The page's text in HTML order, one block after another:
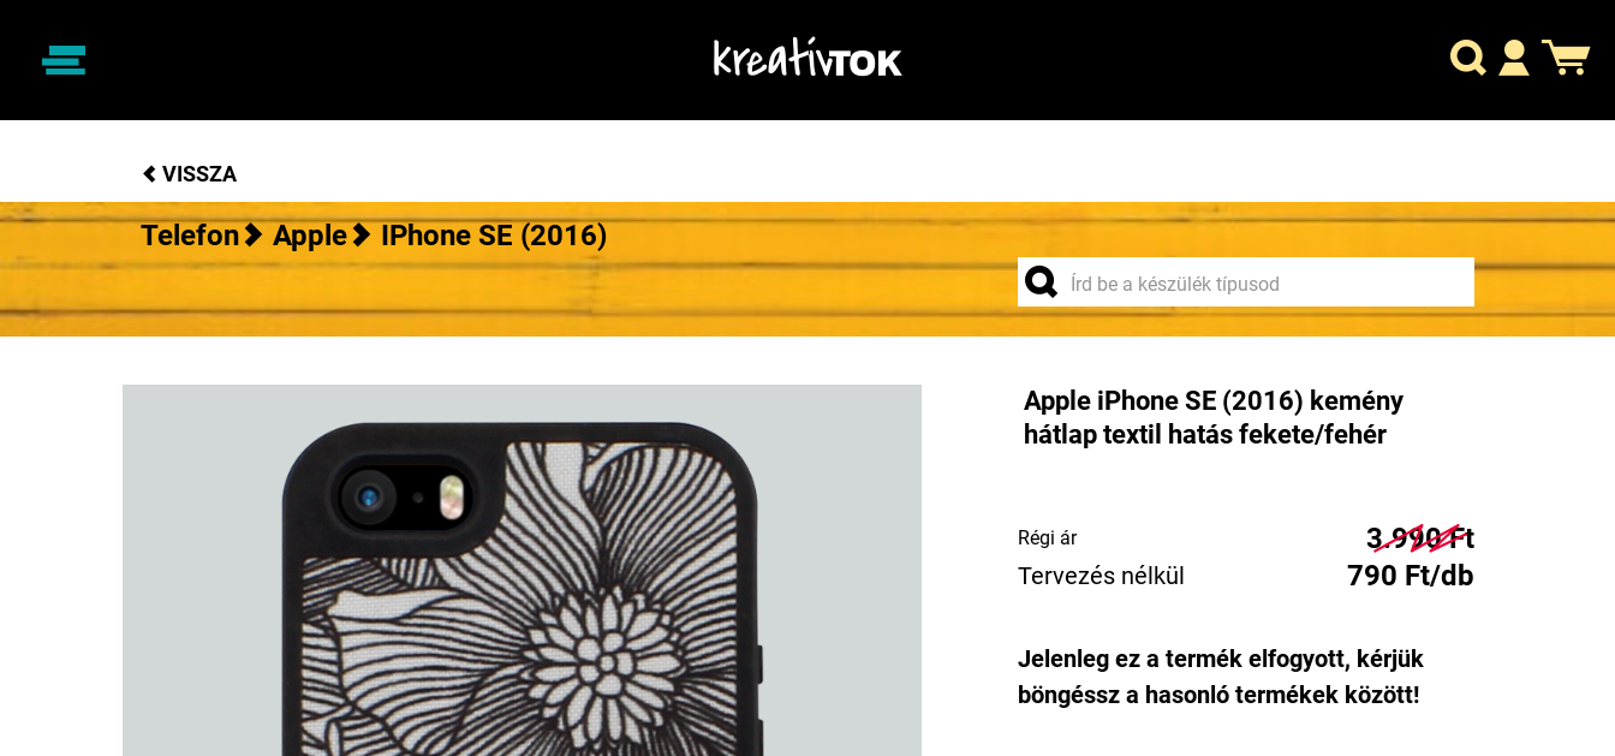
VISSZA
Telefon Apple IPhone SE (2016)
Apple iPhone SE (2016) kemény
hátlap textil hatás fekete/fehér
Régi ár 3.990 Ft
Tervezés nélkül 790 Ft/db
Jelenleg ez a termék elfogyott, kérjük
böngéssz a hasonló termékek között!